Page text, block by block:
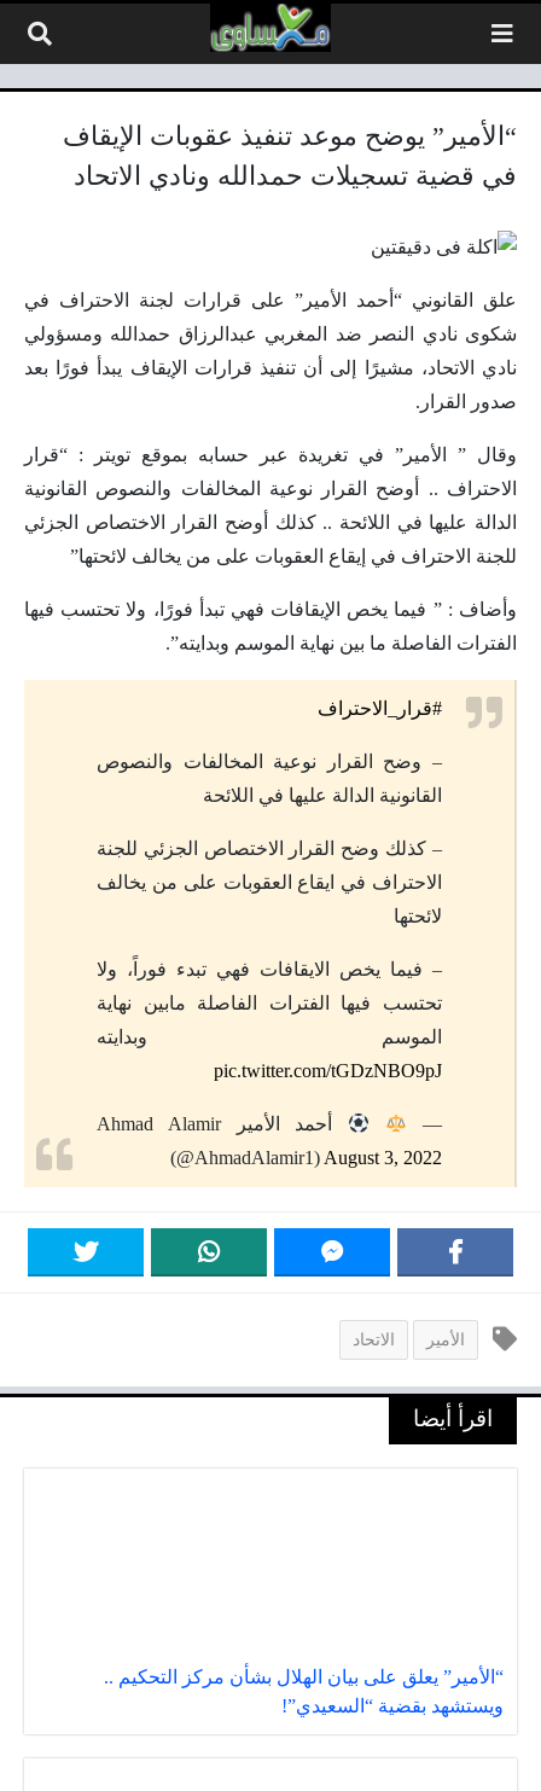
“الأمير” يوضح موعد تنفيذ عقوبات الإيقاف
في قضية تسجيلات حمدالله ونادي الاتحاد
علق القانوني “أحمد الأمير” على قرارات لجنة الاحتراف في
شكوى نادي النصر ضد المغربي عبدالرزاق حمدالله ومسؤولي
نادي الاتحاد، مشيرًا إلى أن تنفيذ قرارات الإيقاف يبدأ فورًا بعد
صدور القرار.
وقال ” الأمير” في تغريدة عبر حسابه بموقع تويتر : “قرار
الاحتراف .. أوضح القرار نوعية المخالفات والنصوص القانونية
الدالة عليها في اللائحة .. كذلك أوضح القرار الاختصاص الجزئي
للجنة الاحتراف في إيقاع العقوبات على من يخالف لائحتها”
وأضاف : ” فيما يخص الإيقافات فهي تبدأ فورًا، ولا تحتسب فيها
الفترات الفاصلة ما بين نهاية الموسم وبدايته”.
#قرار_الاحتراف
– وضح القرار نوعية المخالفات والنصوص
القانونية الدالة عليها في اللائحة
– كذلك وضح القرار الاختصاص الجزئي للجنة
الاحتراف في ايقاع العقوبات على من يخالف
لائحتها
– فيما يخص الايقافات فهي تبدء فوراً، ولا
تحتسب فيها الفترات الفاصلة مابين نهاية
الموسم وبدايته
pic.twitter.com/tGDzNBO9pJ
—
أحمد الأمير Ahmad Alamir
(@AhmadAlamir1) August 3, 2022
الأمير الاتحاد
اقرأ أيضا
“الأمير” يعلق على بيان الهلال بشأن مركز التحكيم ..
ويستشهد بقضية “السعيدي”!